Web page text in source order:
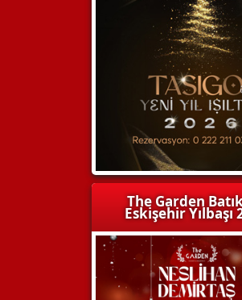
The Garden
Eskişehir Yılbaşı